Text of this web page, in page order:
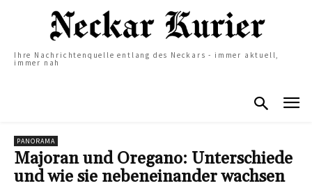
Ihre Nachrichtenquelle entlang des Neckars - immer aktuell,
immer nah
PANORAMA
Majoran und Oregano: Unterschiede
und wie sie nebeneinander wachsen